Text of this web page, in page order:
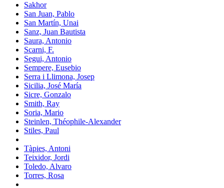
Sakhor
San Juan, Pablo
San Martín, Unai
Sanz, Juan Bautista
Saura, Antonio
Scarni, F.
Segui, Antonio
Sempere, Eusebio
Serra i Llimona, Josep
Sicilia, José María
Sicre, Gonzalo
Smith, Ray
Soria, Mario
Steinlen, Théophile-Alexander
Stiles, Paul
Tàpies, Antoni
Teixidor, Jordi
Toledo, Alvaro
Torres, Rosa